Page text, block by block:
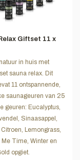
Giftset 11 x
in huis met
sauna relax. Dit
11 ontspannende,
saunageuren van 25
geuren: Eucalyptus,
Sinaasappel,
Lemongrass,
Me Time, Winter en
opgiet.